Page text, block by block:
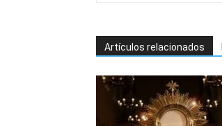
Artículos relacionados